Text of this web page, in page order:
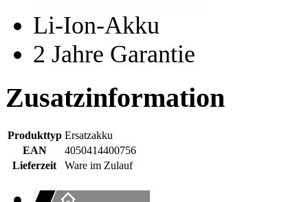
Li-Ion-Akku
2 Jahre Garantie
Zusatzinformation
Produkttyp Ersatzakku
EAN
4050414400756
Lieferzeit
Ware im Zulauf